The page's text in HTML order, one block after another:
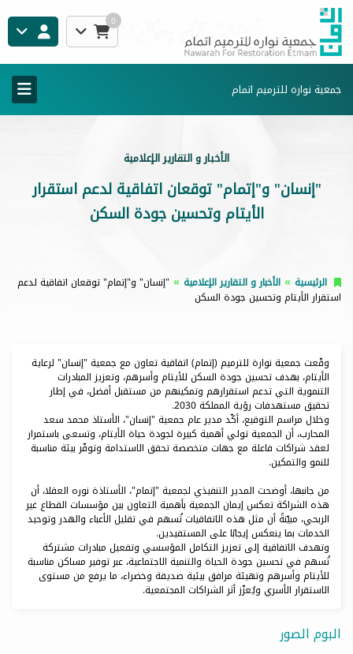
0
جمعية نواره للترميم اتمام
الأخبار و التقارير الإعلامية
"إنسان" و"إتمام" توقعان اتفاقية لدعم استقرار
الأيتام وتحسين جودة السكن
الرئيسية الأخبار و التقارير الإعلامية
"إنسان" و"إتمام" توقعان اتفاقية لدعم
استقرار الأيتام وتحسين جودة السكن
وقّعت جمعية نوارة للترميم (إتمام) اتفاقية تعاون مع جمعية "إنسان" لرعاية
الأيتام، بهدف تحسين جودة السكن للأيتام وأسرهم، وتعزيز المبادرات
التنموية التي تدعم استقرارهم وتمكينهم من مستقبل أفضل، في إطار
تحقيق مستهدفات رؤية المملكة 2030.
وخلال مراسم التوقيع، أكّد مدير عام جمعية "إنسان"، الأستاذ محمد سعد
المحارب، أن الجمعية تولي أهمية كبيرة لجودة حياة الأيتام، وتسعى باستمرار
لعقد شراكات فاعلة مع جهات متخصصة تحقق الاستدامة وتوفّر بيئة مناسبة
للنمو والتمكين.
من جانبها، أوضحت المدير التنفيذي لجمعية "إتمام"، الأستاذة نوره العقلا، أن
هذه الشراكة تعكس إيمان الجمعية بأهمية التعاون بين مؤسسات القطاع غير
الربحي، مبيّنةً أن مثل هذه الاتفاقيات تُسهم في تقليل الأعباء والهدر وتوحيد
الخدمات بما ينعكس إيجابًا على المستفيدين.
وتهدف الاتفاقية إلى تعزيز التكامل المؤسسي وتفعيل مبادرات مشتركة
تُسهم في تحسين جودة الحياة والتنمية الاجتماعية، عبر توفير مساكن مناسبة
للأيتام وأسرهم وتهيئة مرافق بيئية صديقة وخضراء، ما يرفع من مستوى
الاستقرار الأسري ويُعزّز أثر الشراكات المجتمعية.
البوم الصور